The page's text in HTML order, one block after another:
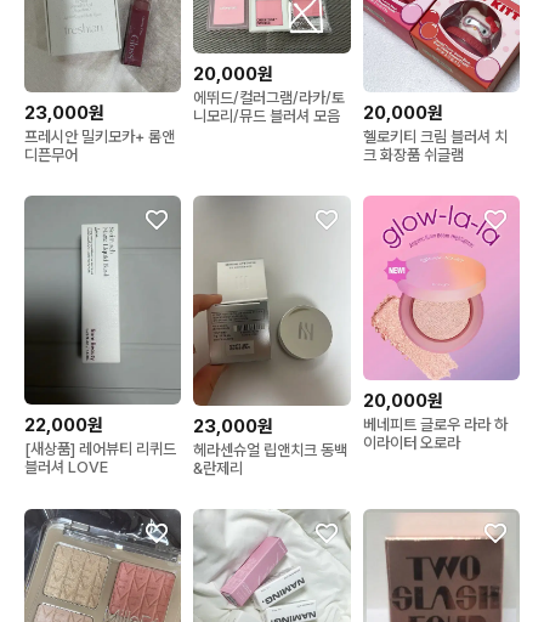
23,000원
프레시안 밀키모카+ 롬앤
디픈무어
20,000원
에뛰드/컬러그램/라카/토
니모리/뮤드 블러셔 모음
20,000원
헬로키티 크림 블러셔 치
크 화장품 쉬글램
22,000원
[새상품] 레어뷰티 리퀴드
블러셔 LOVE
23,000원
헤라센슈얼 립앤치크 동백
&란제리
20,000원
베네피트 글로우 라라 하
이라이터 오로라